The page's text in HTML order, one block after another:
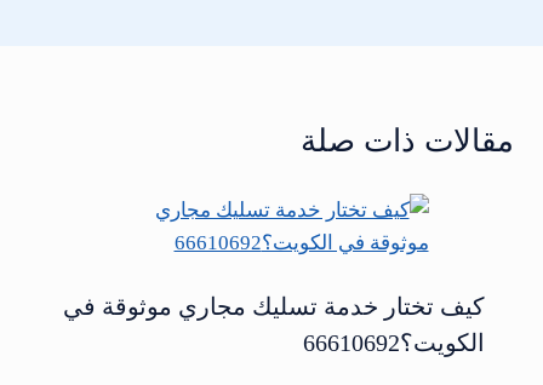
مقالات ذات صلة
كيف تختار خدمة تسليك مجاري موثوقة في
الكويت؟66610692